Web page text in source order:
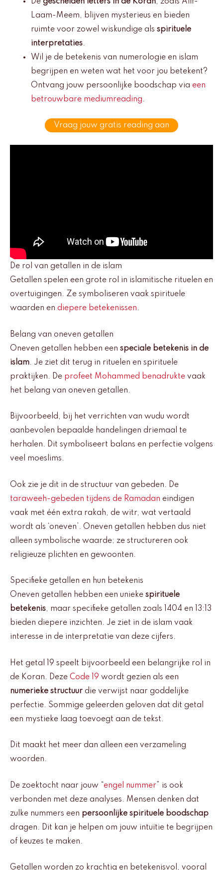
Laam-Meem, blijven mysterieus en bieden
ruimte voor zowel wiskundige als spirituele
interpretaties.
Wil je de betekenis van numerologie en islam
begrijpen en weten wat het voor jou betekent?
Ontvang jouw persoonlijke boodschap via een
betrouwbare mediumreading.
Vraag jouw gratis reading aan
De rol van getallen in de islam
Getallen spelen een grote rol in islamitische rituelen en
overtuigingen. Ze symboliseren vaak spirituele
waarden en diepere betekenissen.
Belang van oneven getallen
Oneven getallen hebben een speciale betekenis in de
islam. Je ziet dit terug in rituelen en spirituele
praktijken. De profeet Mohammed benadrukte vaak
het belang van oneven getallen.
Bijvoorbeeld, bij het verrichten van wudu wordt
aanbevolen bepaalde handelingen driemaal te
herhalen. Dit symboliseert balans en perfectie volgens
veel moeslims.
Ook zie je dit in de structuur van gebeden. De
taraweeh-gebeden tijdens de Ramadan eindigen
vaak met één extra rakah, de witr, wat vertaald
wordt als ‘oneven’. Oneven getallen hebben dus niet
alleen symbolische waarde; ze structureren ook
religieuze plichten en gewoonten.
Specifieke getallen en hun betekenis
Oneven getallen hebben een unieke spirituele
betekenis, maar specifieke getallen zoals 1404 en 13:13
bieden diepere inzichten. Je ziet in de islam vaak
interesse in de interpretatie van deze cijfers.
Het getal 19 speelt bijvoorbeeld een belangrijke rol in
de Koran. Deze Code 19 wordt gezien als een
numerieke structuur die verwijst naar goddelijke
perfectie. Sommige geleerden geloven dat dit getal
een mystieke laag toevoegt aan de tekst.
Dit maakt het meer dan alleen een verzameling
woorden.
De zoektocht naar jouw “ engel nummer ” is ook
verbonden met deze analyses. Mensen denken dat
zulke nummers een persoonlijke spirituele boodschap
dragen. Dit kan je helpen om jouw intuïtie te begrijpen
of keuzes te maken.
Getallen worden zo krachtig en betekenisvol, vooral